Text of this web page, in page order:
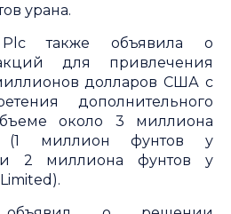
урана.
также объявила о
для привлечения
долларов США с
дополнительного
около 3 миллиона
миллион фунтов у
и 2 миллиона фунтов у